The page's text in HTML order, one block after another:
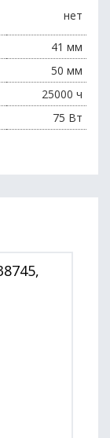
нет
41 мм
50 мм
25000 ч
75 Вт